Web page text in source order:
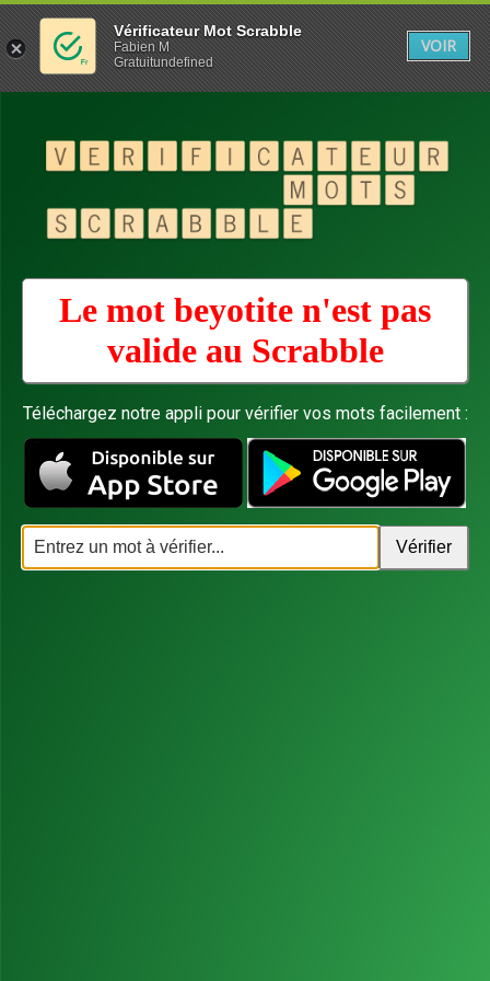
Le mot beyotite n'est pas
valide au Scrabble
Téléchargez notre appli pour vérifier vos mots facilement :
Vérificateur Mot Scrabble
Fabien M
Gratuitundefined
VOIR